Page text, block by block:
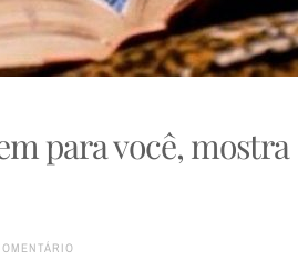
para você, mostra